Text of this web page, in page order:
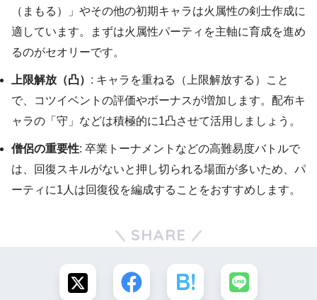
（まもる）」やその他の初期キャラは火属性の剣士作成に
適しています。まずは火属性パーティを主軸に育成を進め
るのがセオリーです。
上限解放（凸） : キャラを重ねる（上限解放する）こと
で、コツイベントの評価やボーナスが増加します。配布キ
ャラの「守」などは積極的に1凸させて活用しましょう。
僧侶の重要性: 卒業トーナメントなどの高難易度バトルで
は、回復スキルがないと押し切られる場面が多いため、パ
ーティに1人は回復役を編成することをおすすめします。
SHARE